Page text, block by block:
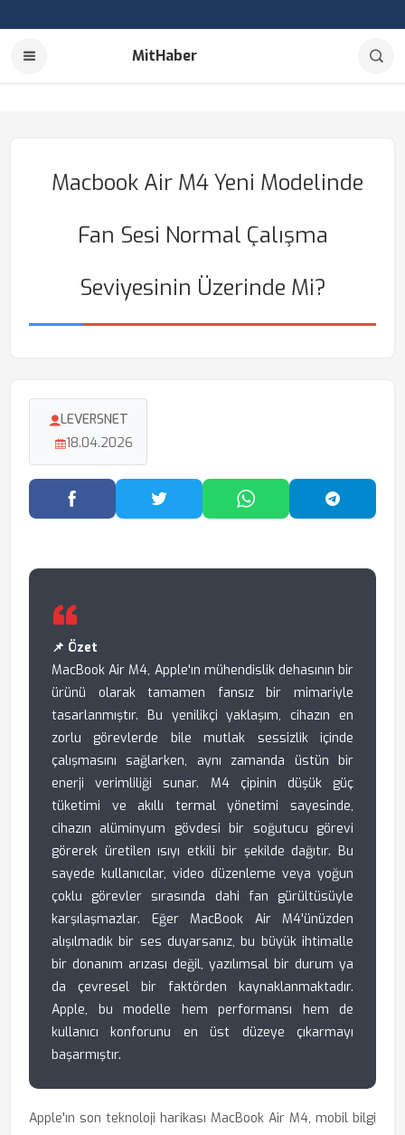
MitHaber
Macbook Air M4 Yeni Modelinde
Fan Sesi Normal Çalışma
Seviyesinin Üzerinde Mi?
LEVERSNET
18.04.2026
Facebook'ta PaylaşTwitter'da PaylaşWhatsApp'ta Paylaş
📌 Özet
MacBook Air M4, Apple'ın mühendislik dehasının bir
ürünü olarak tamamen fansız bir mimariyle
tasarlanmıştır. Bu yenilikçi yaklaşım, cihazın en
zorlu görevlerde bile mutlak sessizlik içinde
çalışmasını sağlarken, aynı zamanda üstün bir
enerji verimliliği sunar. M4 çipinin düşük güç
tüketimi ve akıllı termal yönetimi sayesinde,
cihazın alüminyum gövdesi bir soğutucu görevi
görerek üretilen ısıyı etkili bir şekilde dağıtır. Bu
sayede kullanıcılar, video düzenleme veya yoğun
çoklu görevler sırasında dahi fan gürültüsüyle
karşılaşmazlar. Eğer MacBook Air M4'ünüzden
alışılmadık bir ses duyarsanız, bu büyük ihtimalle
bir donanım arızası değil, yazılımsal bir durum ya
da çevresel bir faktörden kaynaklanmaktadır.
Apple, bu modelle hem performansı hem de
kullanıcı konforunu en üst düzeye çıkarmayı
başarmıştır.
Apple'ın son teknoloji harikası MacBook Air M4, mobil bilgi